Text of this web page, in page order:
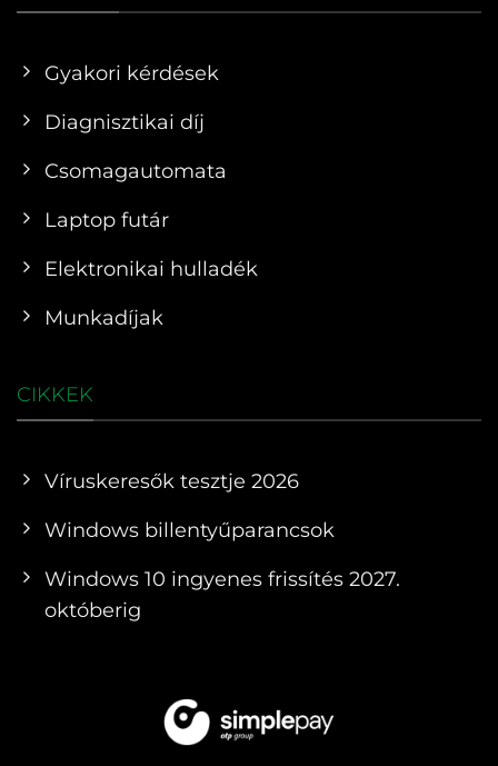
Gyakori kérdések
Diagnisztikai díj
Csomagautomata
Laptop futár
Elektronikai hulladék
Munkadíjak
CIKKEK
Víruskeresők tesztje 2026
Windows billentyűparancsok
Windows 10 ingyenes frissítés 2027.
októberig